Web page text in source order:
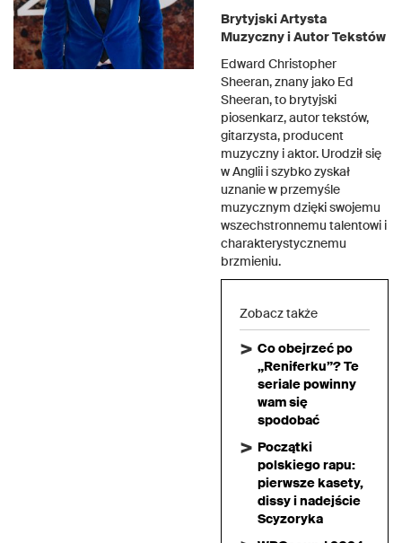
Brytyjski Artysta
Muzyczny i Autor Tekstów
Edward Christopher
Sheeran, znany jako Ed
Sheeran, to brytyjski
piosenkarz, autor tekstów,
gitarzysta, producent
muzyczny i aktor. Urodził się
w Anglii i szybko zyskał
uznanie w przemyśle
muzycznym dzięki swojemu
wszechstronnemu talentowi i
charakterystycznemu
brzmieniu.
Zobacz także
Co obejrzeć po
„Reniferku”? Te
seriale powinny
wam się
spodobać
Początki
polskiego rapu:
pierwsze kasety,
dissy i nadejście
Scyzoryka